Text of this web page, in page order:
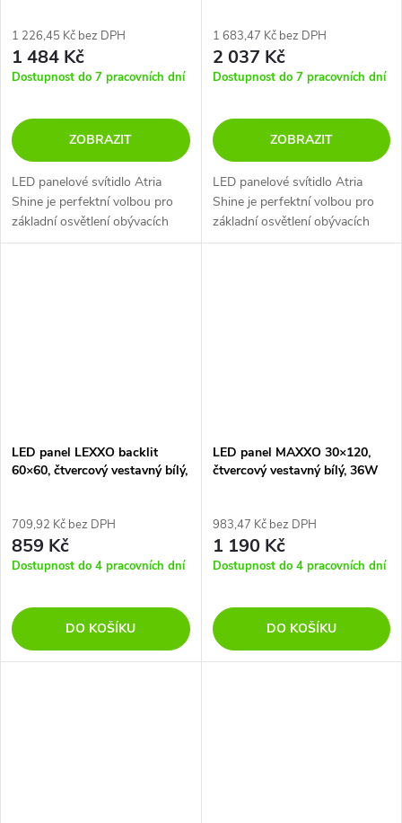
1 226,45 Kč bez DPH
1 484 Kč
Dostupnost do 7 pracovních dní
ZOBRAZIT
LED panelové svítidlo Atria
Shine je perfektní volbou pro
základní osvětlení obývacích
pokojů, ložnic a kuchyní.
1 683,47 Kč bez DPH
2 037 Kč
Dostupnost do 7 pracovních dní
ZOBRAZIT
LED panelové svítidlo Atria
Shine je perfektní volbou pro
základní osvětlení obývacích
pokojů, ložnic a kuchyní.
LED panel LEXXO backlit
60×60, čtvercový vestavný bílý,
709,92 Kč bez DPH
859 Kč
Dostupnost do 4 pracovních dní
DO KOŠÍKU
LED panel MAXXO 30×120,
čtvercový vestavný bílý, 36W
983,47 Kč bez DPH
1 190 Kč
Dostupnost do 4 pracovních dní
DO KOŠÍKU